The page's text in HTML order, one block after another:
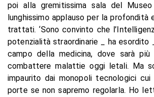
poi alla gremitissima sala del
lunghissimo applauso per la profondità
trattati. ‘Sono convinto che
potenzialità straordinarie _ ha esordito
campo della medicina, dove sarà
combattere malattie oggi letali. Ma
impaurito dai monopoli tecnologici cui
porte se non sapremo regolarla. Ho